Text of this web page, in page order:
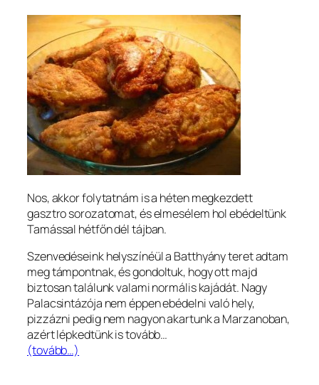
Nos, akkor folytatnám is a héten megkezdett
gasztro sorozatomat, és elmesélem hol ebédeltünk
Tamással hétfőn dél tájban.
Szenvedéseink helyszínéül a Batthyány teret adtam
meg támpontnak, és gondoltuk, hogy ott majd
biztosan találunk valami normális kajádát. Nagy
Palacsintázója nem éppen ebédelni való hely,
pizzázni pedig nem nagyon akartunk a Marzanoban,
azért lépkedtünk is tovább…
(tovább…)